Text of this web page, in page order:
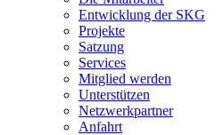
Entwicklung der SKG
Projekte
Satzung
Services
Mitglied werden
Unterstützen
Netzwerkpartner
Anfahrt